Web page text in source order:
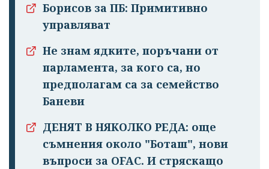
Борисов за ПБ: Примитивно
управляват
Не знам ядките, поръчани от
парламента, за кого са, но
предполагам са за семейство
Баневи
ДЕНЯТ В НЯКОЛКО РЕДА: още
съмнения около "Боташ", нови
въпроси за OFAC. И стряскащо